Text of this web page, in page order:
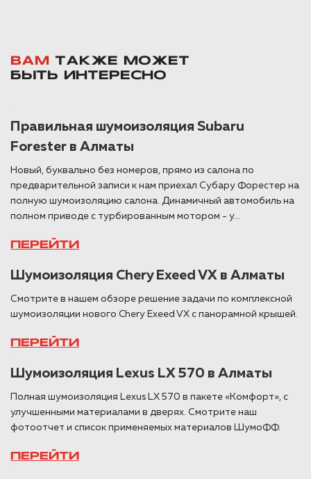
ВАМ
ТАКЖЕ МОЖЕТ
БЫТЬ ИНТЕРЕСНО
Правильная шумоизоляция Subaru
Forester в Алматы
Новый, буквально без номеров, прямо из салона по
предварительной записи к нам приехал Субару Форестер на
полную шумоизоляцию салона. Динамичный автомобиль на
полном приводе с турбированным мотором - у...
ПЕРЕЙТИ
Шумоизоляция Chery Exeed VX в Алматы
Смотрите в нашем обзоре решение задачи по комплексной
шумоизоляции нового Chery Exeed VX с панорамной крышей.
ПЕРЕЙТИ
Шумоизоляция Lexus LX 570 в Алматы
Полная шумоизоляция Lexus LX 570 в пакете «Комфорт», с
улучшенными материалами в дверях. Смотрите наш
фотоотчет и список применяемых материалов ШумоФФ.
ПЕРЕЙТИ